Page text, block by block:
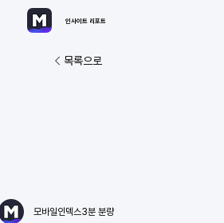
인사이트 리포트
목록으로
모바일인덱스3분 분량